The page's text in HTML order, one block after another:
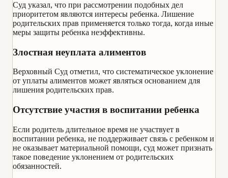
Суд указал, что при рассмотрении подобных дел
приоритетом являются интересы ребенка. Лишение
родительских прав применяется только тогда, когда иные
меры защиты ребенка неэффективны.
Злостная неуплата алиментов
Верховный Суд отметил, что систематическое уклонение
от уплаты алиментов может являться основанием для
лишения родительских прав.
Отсутствие участия в воспитании ребенка
Если родитель длительное время не участвует в
воспитании ребенка, не поддерживает связь с ребенком и
не оказывает материальной помощи, суд может признать
такое поведение уклонением от родительских
обязанностей.